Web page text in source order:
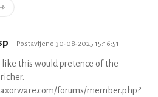
Postavljeno 30-08-2025 15:16:51
like this would pretence of the
forums/member.php?